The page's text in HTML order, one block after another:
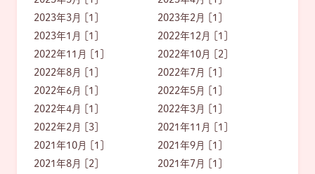
2023年3月 [1]
2023年2月 [1]
2023年1月 [1]
2022年12月 [1]
2022年11月 [1]
2022年10月 [2]
2022年8月 [1]
2022年7月 [1]
2022年6月 [1]
2022年5月 [1]
2022年4月 [1]
2022年3月 [1]
2022年2月 [3]
2021年11月 [1]
2021年10月 [1]
2021年9月 [1]
2021年8月 [2]
2021年7月 [1]